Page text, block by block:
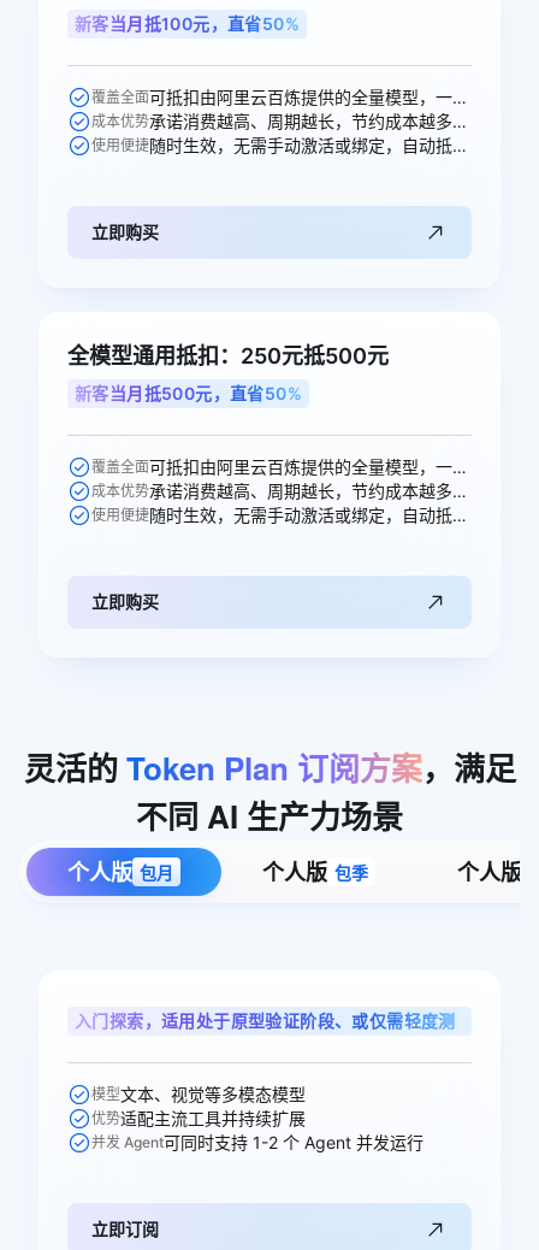
新客当月抵100元，直省50%
覆盖全面 可抵扣由阿里云百炼提供的全量模型，一次购买即可跨模型通享。
成本优势 承诺消费越高、周期越长，节约成本越多，直省50元。
使用便捷 随时生效，无需手动激活或绑定，自动抵扣。
立即购买
全模型通用抵扣：250元抵500元
新客当月抵500元，直省50%
覆盖全面 可抵扣由阿里云百炼提供的全量模型，一次购买即可跨模型通享。
成本优势 承诺消费越高、周期越长，节约成本越多，直省250元。
使用便捷 随时生效，无需手动激活或绑定，自动抵扣。
立即购买
灵活的 Token Plan 订阅方案，满足
不同 AI 生产力场景
个人版 包月 个人版 包季 个人版
入门探索，适用处于原型验证阶段、或仅需轻度测
模型文本、视觉等多模态模型
优势适配主流工具并持续扩展
并发 Agent可同时支持 1-2 个 Agent 并发运行
立即订阅